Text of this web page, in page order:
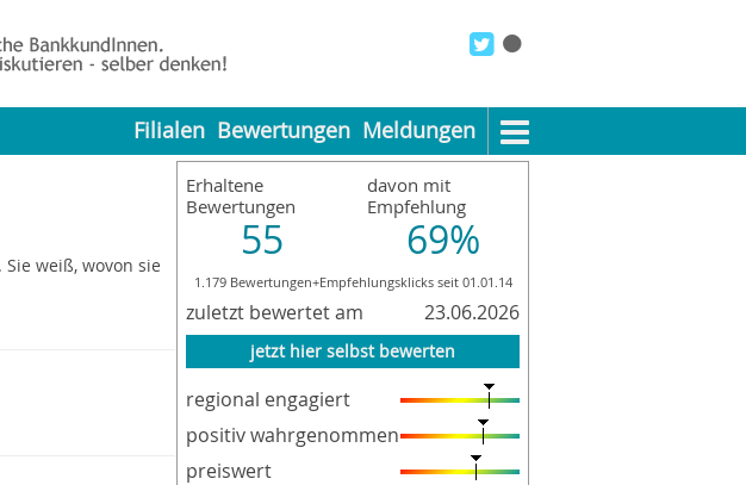
Filialen Bewertungen Meldungen
Erhaltene
Bewertungen
55
davon mit
Empfehlung
69%
1.179 Bewertungen+Empfehlungsklicks seit 01.01.14
zuletzt bewertet am 23.06.2026
jetzt hier selbst bewerten
regional engagiert
positiv wahrgenommen
preiswert
weiß, wovon sie